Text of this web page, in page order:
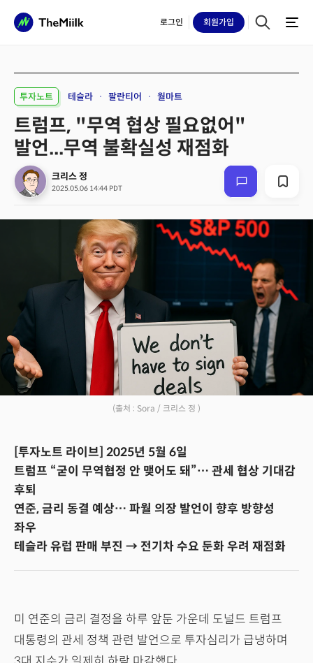
로그인 회원가입
투자노트 테슬라 팔란티어 월마트
트럼프, "무역 협상 필요없어"
발언...무역 불확실성 재점화
크리스 정
2025.05.06 14:44 PDT
(출처 : Sora / 크리스 정 )
[투자노트 라이브] 2025년 5월 6일
트럼프 “굳이 무역협정 안 맺어도 돼”… 관세 협상 기대감
후퇴
연준, 금리 동결 예상… 파월 의장 발언이 향후 방향성
좌우
테슬라 유럽 판매 부진 → 전기차 수요 둔화 우려 재점화
미 연준의 금리 결정을 하루 앞둔 가운데 도널드 트럼프
대통령의 관세 정책 관련 발언으로 투자심리가 급냉하며